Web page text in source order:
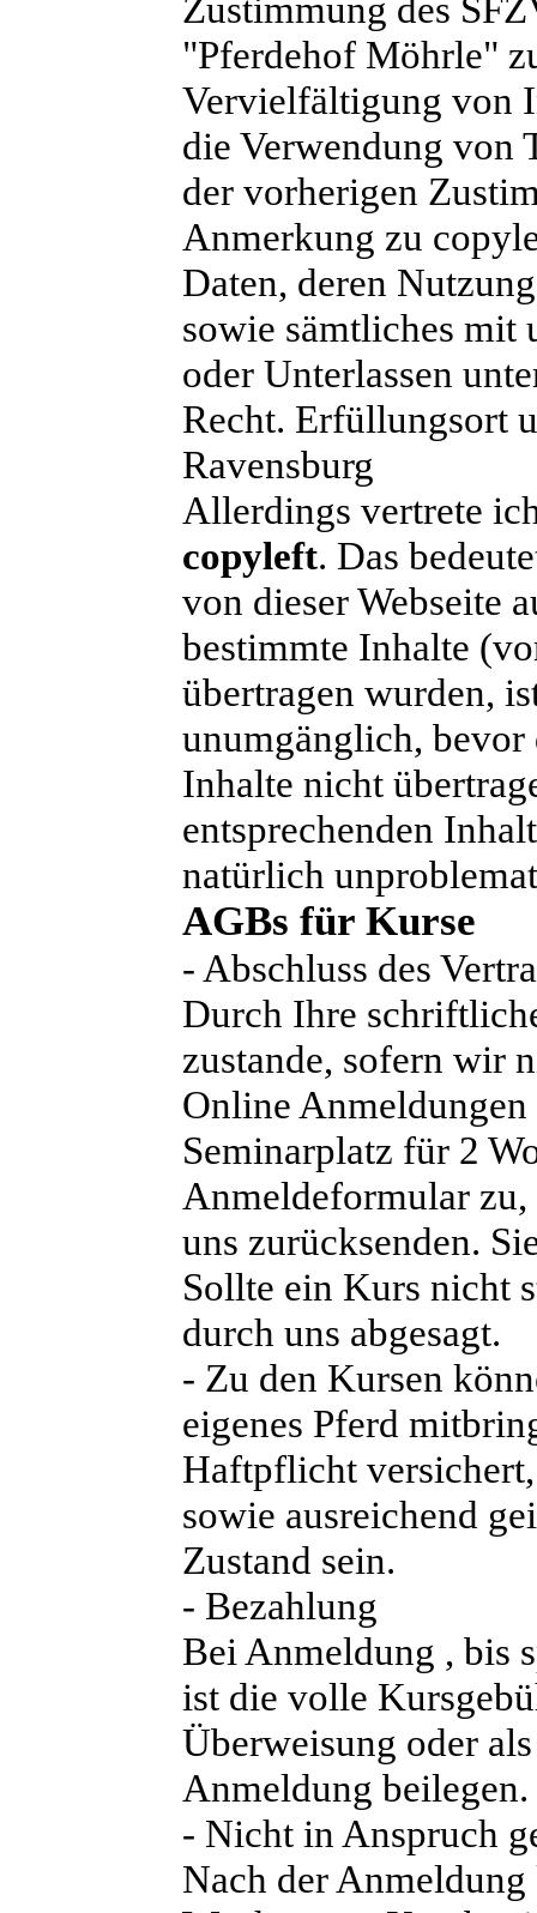
"Pferdehof Möhrle"
Vervielfältigung von
die Verwendung von
der vorherigen
Anmerkung zu
Daten, deren
sowie sämtliches mit
oder Unterlassen
Recht. Erfüllungsort
Ravensburg
Allerdings vertrete
copyleft. Das
von dieser Webseite
bestimmte Inhalte
übertragen wurden,
unumgänglich,
Inhalte nicht
entsprechenden
natürlich
AGBs für Kurse
- Abschluss des
Durch Ihre
zustande, sofern wir
Online
Seminarplatz für 2
Anmeldeformular zu,
uns zurücksenden.
Sollte ein Kurs nicht
durch uns abgesagt.
- Zu den Kursen
eigenes Pferd
Haftpflicht
sowie ausreichend
Zustand sein.
- Bezahlung
Bei Anmeldung , bis
ist die volle
Überweisung oder
Anmeldung beilegen.
- Nicht in Anspruch
Nach der Anmeldung